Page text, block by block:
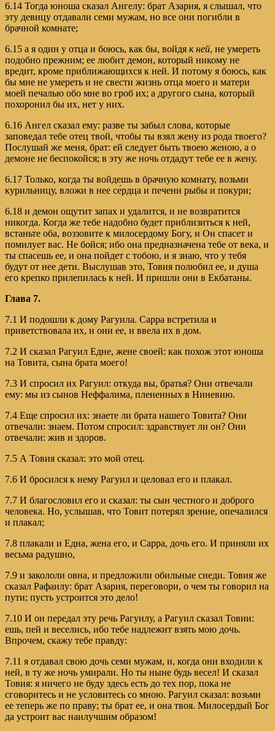
6.14 Тогда юноша сказал Ангелу: брат Азария, я слышал, что
эту девицу отдавали семи мужам, но все они погибли в
брачной комнате;
6.15 а я один у отца и боюсь, как бы, войдя к ней, не умереть
подобно прежним; ее любит демон, который никому не
вредит, кроме приближающихся к ней. И потому я боюсь, как
бы мне не умереть и не свести жизнь отца моего и матери
моей печалью обо мне во гроб их; а другого сына, который
похоронил бы их, нет у них.
6.16 Ангел сказал ему: разве ты забыл слова, которые
заповедал тебе отец твой, чтобы ты взял жену из рода твоего?
Послушай же меня, брат: ей следует быть твоею женою, а о
демоне не беспокойся; в эту же ночь отдадут тебе ее в жену.
6.17 Только, когда ты войдешь в брачную комнату, возьми
курильницу, вложи в нее се́рдца и печени рыбы и покури;
6.18 и демон ощутит запах и удалится, и не возвратится
никогда. Когда же тебе надобно будет приблизиться к ней,
встаньте оба, воззовите к милосердому Богу, и Он спасет и
помилует вас. Не бойся; ибо она предназначена тебе от века, и
ты спасешь ее, и она пойдет с тобою, и я знаю, что у тебя
будут от нее дети. Выслушав это, Товия полюбил ее, и душа
его крепко прилепилась к ней. И пришли они в Екбатаны.
Глава 7.
7.1 И подошли к дому Рагуила. Сарра встретила и
приветствовала их, и они ее, и ввела их в дом.
7.2 И сказал Рагуил Едне, жене своей: как похож этот юноша
на Товита, сына брата моего!
7.3 И спросил их Рагуил: откуда вы, братья? Они отвечали
ему: мы из сынов Неффалима, плененных в Ниневию.
7.4 Еще спросил их: знаете ли брата нашего Товита? Они
отвечали: знаем. Потом спросил: здравствует ли он? Они
отвечали: жив и здоров.
7.5 А Товия сказал: это мой отец.
7.6 И бросился к нему Рагуил и целовал его и плакал.
7.7 И благословил его и сказал: ты сын честного и доброго
человека. Но, услышав, что Товит потерял зрение, опечалился
и плакал;
7.8 плакали и Една, жена его, и Сарра, дочь его. И приняли их
весьма радушно,
7.9 и закололи овна, и предложили обильные снеди. Товия же
сказал Рафаилу: брат Азария, переговори, о чем ты говорил на
пути; пусть устроится это дело!
7.10 И он передал эту речь Рагуилу, а Рагуил сказал Товии:
ешь, пей и веселись, ибо тебе надлежит взять мою дочь.
Впрочем, скажу тебе правду:
7.11 я отдавал свою дочь семи мужам, и, когда они входили к
ней, в ту же ночь умирали. Но ты ныне будь весел! И сказал
Товия: я ничего не буду здесь есть до тех пор, пока не
сговоритесь и не условитесь со мною. Рагуил сказал: возьми
ее теперь же по праву; ты брат ее, и она твоя. Милосердый Бог
да устроит вас наилучшим образом!